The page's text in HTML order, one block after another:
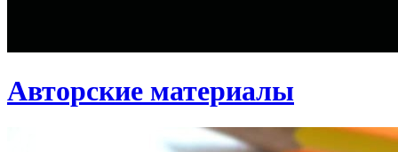
Авторские материалы